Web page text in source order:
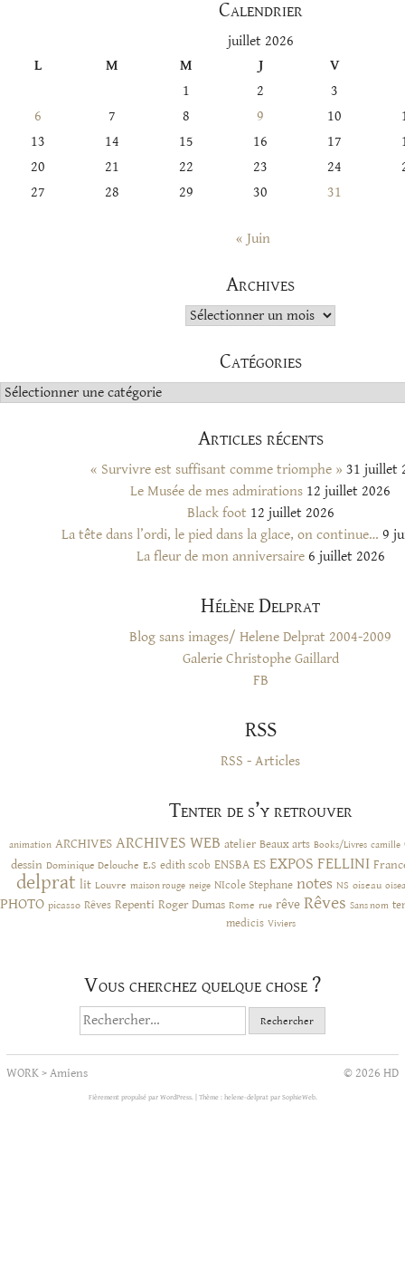
Calendrier
juillet 2026
L
M M J
V
1
2
3
6
7 8 9 10
13
14 15 16 17
20
21 22 23 24
27
28 29 30 31
« Juin
Archives
Archives
Catégories
Catégories
Articles récents
« Survivre est suffisant comme triomphe » 31 juillet
Le Musée de mes admirations 12 juillet 2026
Black foot 12 juillet 2026
La tête dans l’ordi, le pied dans la glace, on continue… 9
La fleur de mon anniversaire 6 juillet 2026
Hélène Delprat
Blog sans images/ Helene Delprat 2004-2009
Galerie Christophe Gaillard
FB
RSS
RSS - Articles
Tenter de s’y retrouver
animation ARCHIVES ARCHIVES WEB atelier Beaux arts Books/Livres camille
dessin Dominique Delouche E.S edith scob ENSBA ES EXPOS FELLINI
delprat lit Louvre maison rouge neige NIcole Stephane notes NS oiseau
PHOTO picasso Rêves Repenti Roger Dumas Rome rue rêve Rêves Sans nom
medicis Viviers
Vous cherchez quelque chose ?
Rechercher :
WORK>Amiens © 2026 HD
Fièrement propulsé par WordPress. Thème : helene-delprat par SophieWeb.